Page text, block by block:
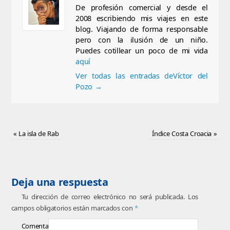
De profesión comercial y desde el
2008 escribiendo mis viajes en este
blog. Viajando de forma responsable
pero con la ilusión de un niño.
Puedes cotillear un poco de mi vida
aquí
Ver todas las entradas deVíctor del
Pozo →
« La isla de Rab Índice Costa Croacia »
Deja una respuesta
Tu dirección de correo electrónico no será publicada. Los
campos obligatorios están marcados con*
Comentario